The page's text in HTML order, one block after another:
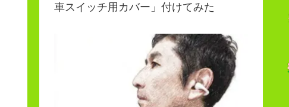
車スイッチ用カバー」付けてみた